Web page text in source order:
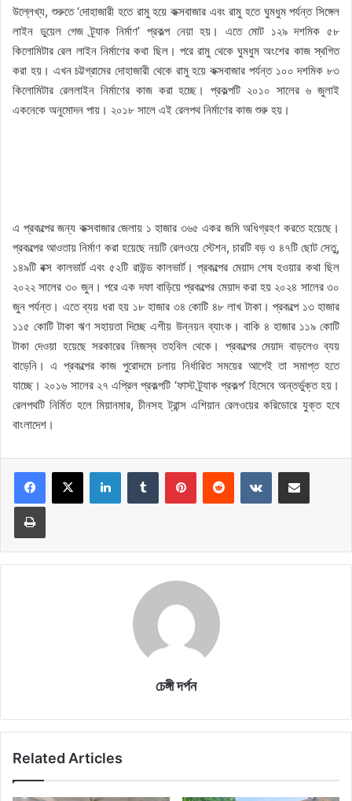
উল্লেখ্য, শুরুতে ‘দোহাজারী হতে রামু হয়ে কক্সবাজার এবং রামু হতে ঘুমধুম পর্যন্ত সিঙ্গেল
লাইন ডুয়েল গেজ ট্র্যাক নির্মাণ’ প্রকল্প নেয়া হয়। এতে মোট ১২৯ দশমিক ৫৮
কিলোমিটার রেল লাইন নির্মাণের কথা ছিল। পরে রামু থেকে ঘুমধুম অংশের কাজ স্থগিত
করা হয়। এখন চট্টগ্রামের দোহাজারী থেকে রামু হয়ে কক্সবাজার পর্যন্ত ১০০ দশমিক ৮৩
কিলোমিটার রেললাইন নির্মাণের কাজ করা হচ্ছে। প্রকল্পটি ২০১০ সালের ৬ জুলাই
একনেকে অনুমোদন পায়। ২০১৮ সালে এই রেলপথ নির্মাণের কাজ শুরু হয়।
এ প্রকল্পের জন্য কক্সবাজার জেলায় ১ হাজার ৩৬৫ একর জমি অধিগ্রহণ করতে হয়েছে।
প্রকল্পের আওতায় নির্মাণ করা হয়েছে নয়টি রেলওয়ে স্টেশন, চারটি বড় ও ৪৭টি ছোট সেতু,
১৪৯টি বক্স কালভার্ট এবং ৫২টি রাউন্ড কালভার্ট। প্রকল্পের মেয়াদ শেষ হওয়ার কথা ছিল
২০২২ সালের ৩০ জুন। পরে এক দফা বাড়িয়ে প্রকল্পের মেয়াদ করা হয় ২০২৪ সালের ৩০
জুন পর্যন্ত। এতে ব্যয় ধরা হয় ১৮ হাজার ৩৪ কোটি ৪৮ লাখ টাকা। প্রকল্পে ১৩ হাজার
১১৫ কোটি টাকা ঋণ সহায়তা দিচ্ছে এশীয় উন্নয়ন ব্যাংক। বাকি ৪ হাজার ১১৯ কোটি
টাকা দেওয়া হয়েছে সরকারের নিজস্ব তহবিল থেকে। প্রকল্পের মেয়াদ বাড়লেও ব্যয়
বাড়েনি। এ প্রকল্পের কাজ পুরোদমে চলায় নির্ধারিত সময়ের আগেই তা সমাপ্ত হতে
যাচ্ছে। ২০১৬ সালের ২৭ এপ্রিল প্রকল্পটি ‘ফাস্ট ট্র্যাক প্রকল্প’ হিসেবে অন্তর্ভুক্ত হয়।
রেলপথটি নির্মিত হলে মিয়ানমার, চীনসহ ট্রান্স এশিয়ান রেলওয়ের করিডোরে যুক্ত হবে
বাংলাদেশ।
LinkedInTumblr PinterestReddit VKontakteShare via Email
Print
চেঙ্গী দর্পন
Related Articles